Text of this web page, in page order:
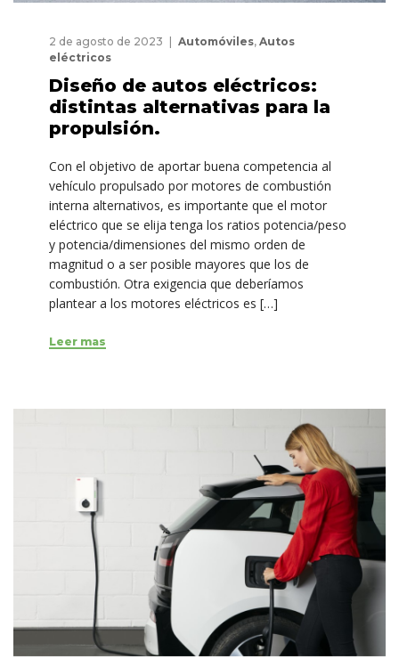
2 de agosto de 2023 Automóviles, Autos
eléctricos
Diseño de autos eléctricos:
distintas alternativas para la
propulsión.
Con el objetivo de aportar buena competencia al
vehículo propulsado por motores de combustión
interna alternativos, es importante que el motor
eléctrico que se elija tenga los ratios potencia/peso
y potencia/dimensiones del mismo orden de
magnitud o a ser posible mayores que los de
combustión. Otra exigencia que deberíamos
plantear a los motores eléctricos es […]
Leer mas